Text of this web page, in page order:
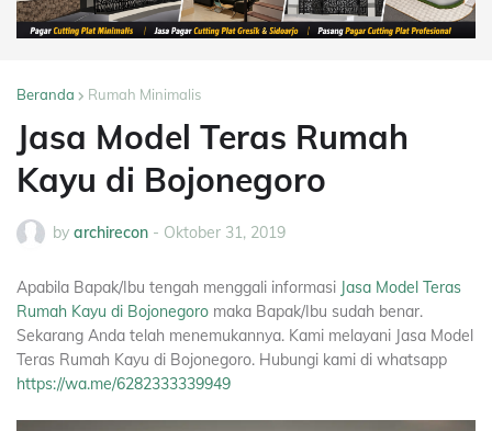
Beranda Rumah Minimalis
Jasa Model Teras Rumah
Kayu di Bojonegoro
by archirecon - Oktober 31, 2019
Apabila Bapak/Ibu tengah menggali informasi Jasa Model Teras
Rumah Kayu di Bojonegoro maka Bapak/Ibu sudah benar.
Sekarang Anda telah menemukannya. Kami melayani Jasa Model
Teras Rumah Kayu di Bojonegoro. Hubungi kami di whatsapp
https://wa.me/6282333339949